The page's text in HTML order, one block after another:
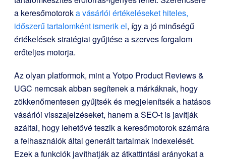
a keresőmotoroka vásárlói értékeléseket hiteles,
időszerű tartalomként ismerik el, így a jó minőségű
értékelések stratégiai gyűjtése a szerves forgalom
erőteljes motorja.
Az olyan platformok, mint a Yotpo Product Reviews &
UGC nemcsak abban segítenek a márkáknak, hogy
zökkenőmentesen gyűjtsék és megjelenítsék a hatásos
vásárlói visszajelzéseket, hanem a SEO-t is javítják
azáltal, hogy lehetővé teszik a keresőmotorok számára
a felhasználók által generált tartalmak indexelését.
Ezek a funkciók javíthatják az átkattintási arányokat a